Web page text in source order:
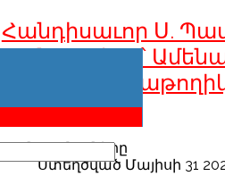
Հանդիսաւոր Ս.
Հանգուցեալ՝
Պետրոս Ի.
Հայոց
Մանրամասները
Ստեղծված Մայիսի 31